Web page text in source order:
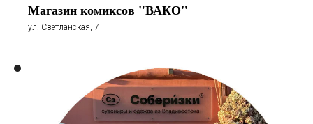
Магазин комиксов "ВАКО"
ул. Светланская, 7